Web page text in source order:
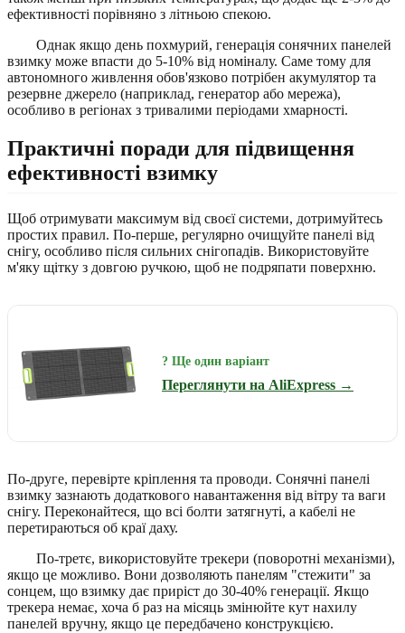
ефективності порівняно з літньою спекою.
Однак якщо день похмурий, генерація сонячних панелей
взимку може впасти до 5-10% від номіналу. Саме тому для
автономного живлення обов'язково потрібен акумулятор та
резервне джерело (наприклад, генератор або мережа),
особливо в регіонах з тривалими періодами хмарності.
Практичні поради для підвищення
ефективності взимку
Щоб отримувати максимум від своєї системи, дотримуйтесь
простих правил. По-перше, регулярно очищуйте панелі від
снігу, особливо після сильних снігопадів. Використовуйте
м'яку щітку з довгою ручкою, щоб не подряпати поверхню.
? Ще один варіант
Переглянути на AliExpress →
По-друге, перевірте кріплення та проводи. Сонячні панелі
взимку зазнають додаткового навантаження від вітру та ваги
снігу. Переконайтеся, що всі болти затягнуті, а кабелі не
перетираються об краї даху.
По-третє, використовуйте трекери (поворотні механізми),
якщо це можливо. Вони дозволяють панелям "стежити" за
сонцем, що взимку дає приріст до 30-40% генерації. Якщо
трекера немає, хоча б раз на місяць змінюйте кут нахилу
панелей вручну, якщо це передбачено конструкцією.